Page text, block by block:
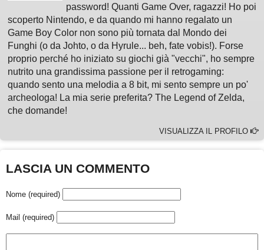
password! Quanti Game Over, ragazzi! Ho poi
scoperto Nintendo, e da quando mi hanno regalato un
Game Boy Color non sono più tornata dal Mondo dei
Funghi (o da Johto, o da Hyrule... beh, fate vobis!). Forse
proprio perché ho iniziato su giochi già "vecchi", ho sempre
nutrito una grandissima passione per il retrogaming:
quando sento una melodia a 8 bit, mi sento sempre un po'
archeologa! La mia serie preferita? The Legend of Zelda,
che domande!
VISUALIZZA IL PROFILO
LASCIA UN COMMENTO
Nome (required)
Mail (required)